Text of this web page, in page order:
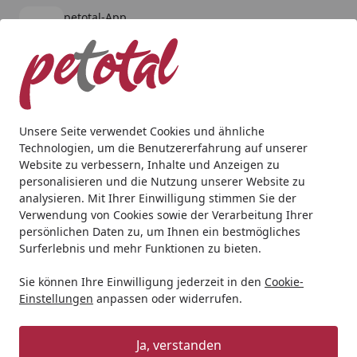
Unsere Seite verwendet Cookies und ähnliche
Technologien, um die Benutzererfahrung auf unserer
Website zu verbessern, Inhalte und Anzeigen zu
personalisieren und die Nutzung unserer Website zu
analysieren. Mit Ihrer Einwilligung stimmen Sie der
Verwendung von Cookies sowie der Verarbeitung Ihrer
persönlichen Daten zu, um Ihnen ein bestmögliches
Surferlebnis und mehr Funktionen zu bieten.
Sie können Ihre Einwilligung jederzeit in den Cookie-
Einstellungen anpassen oder widerrufen.
Ja, verstanden
petotal-App
kostenlos - Im App Store
Alle Produkte
Mein Konto
Suchen
Startseite
Hund Hundenassfutter Carnilove Carnilove Dog Paté
Carnilove Dog Paté 12 x 400g-Dose
Hundenassfutter